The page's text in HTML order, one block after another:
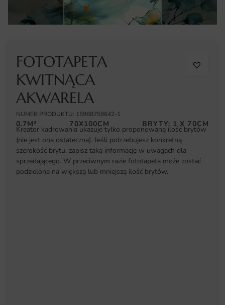
FOTOTAPETA
KWITNĄCA
AKWARELA
NUMER PRODUKTU: 15968759642-1
0.7M² 70X100CM BRYTY: 1 X 70CM
Kreator kadrowania ukazuje tylko proponowaną ilość brytów
(nie jest ona ostateczna). Jeśli potrzebujesz konkretną
szerokość brytu, zapisz taką informację w uwagach dla
sprzedającego. W przeciwnym razie fototapeta może zostać
podzielona na większą lub mniejszą ilość brytów.